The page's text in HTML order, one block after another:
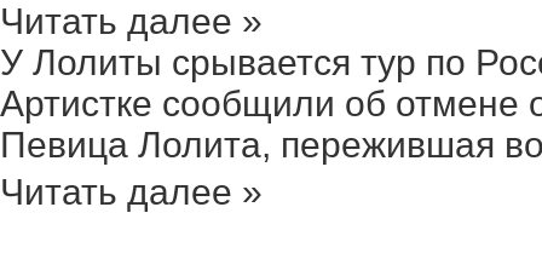
Читать далее »
У Лолиты срывается тур по
Артистке сообщили об отмене
Певица Лолита, пережившая
Читать далее »